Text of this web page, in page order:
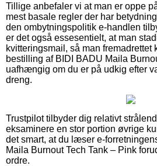
Tillige anbefaler vi at man er oppe
mest basale regler der har
den ombytningspolitik e-handlen
er det også essesentielt, at man
kvitteringsmail, så man fremadrettet
bestilling af BIDI BADU Maila
uafhængig om du er på udkig efter
dreng.
Trustpilot tilbyder dig relativt
eksaminere en stor portion øvrige
det smart, at du læser e-
Maila Burnout Tech Tank – Pink
ordre.